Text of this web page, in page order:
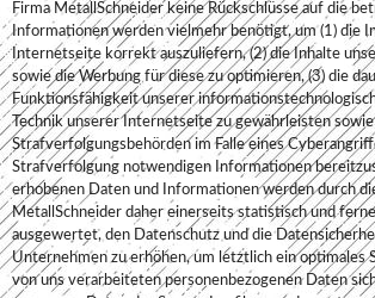
Firma MetallSchneider keine Rückschlüsse auf die
Informationen werden vielmehr benötigt, um (1) die
Internetseite korrekt auszuliefern, (2) die Inhalte
sowie die Werbung für diese zu optimieren, (3) die
Funktionsfähigkeit unserer
Technik unserer Internetseite zu gewährleisten sowie
Strafverfolgungsbehörden im Falle eines
Strafverfolgung notwendigen Informationen
erhobenen Daten und Informationen werden durch
MetallSchneider daher einerseits statistisch und
ausgewertet, den Datenschutz und die
Unternehmen zu erhöhen, um letztlich ein optimales
von uns verarbeiteten personenbezogenen Daten